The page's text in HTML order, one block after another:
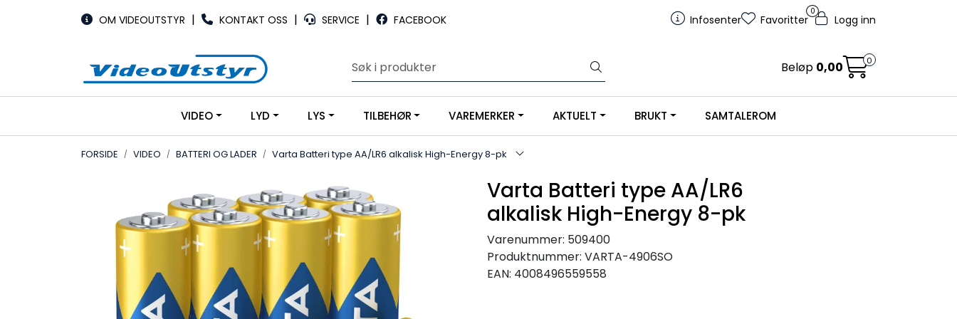
OM VIDEOUTSTYR | KONTAKT OSS | SERVICE | FACEBOOK Infosenter
0
Favoritter Logg inn
Beløp 0,00 0
VIDEO LYD LYS TILBEHØR VAREMERKER AKTUELT BRUKT SAMTALEROM
FORSIDE VIDEO BATTERI OG LADER Varta Batteri type AA/LR6 alkalisk High-Energy 8-pk
Varta Batteri type AA/LR6
alkalisk High-Energy 8-pk
Varenummer: 509400
Produktnummer: VARTA-4906SO
EAN: 4008496559558